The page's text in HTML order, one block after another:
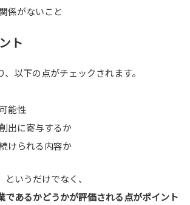
係がないこと
ト
以下の点がチェックされます。
能性
出に寄与するか
けられる内容か
というだけでなく、
であるかどうかが評価される点がポイント